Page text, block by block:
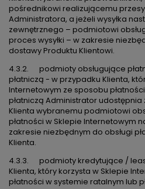
pośrednikowi realizującemu
Administratora, a jeżeli wysyłka
zewnętrznego – podmiotowi
proces wysyłki – w zakresie
dostawy Produktu Klientowi.
4.3.2. podmioty obsługujące
płatniczą - w przypadku Klienta,
Internetowym ze sposobu
płatniczą Administrator
Klienta wybranemu podmiotowi
płatności w Sklepie Internetowym
zakresie niezbędnym do obsługi
Klienta.
4.3.3. podmioty kredytujące /
Klienta, który korzysta w Sklepie
płatności w systemie ratalnym lub